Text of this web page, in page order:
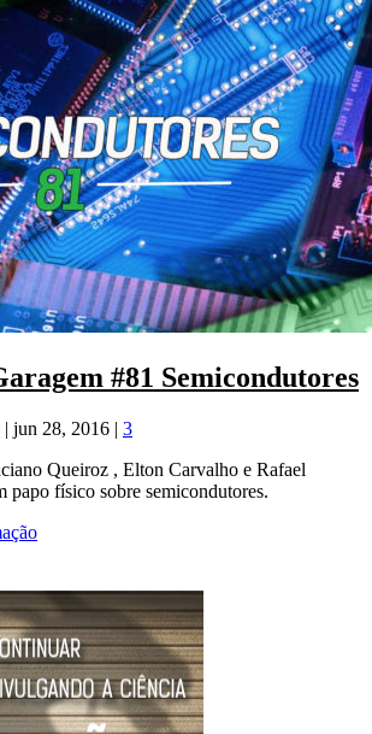
#81 Semicondutores
| jun 28, 2016 | 3
Queiroz , Elton Carvalho e Rafael
papo físico sobre semicondutores.